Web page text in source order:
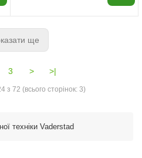
ще
3 > >|
з 72 (всього сторінок: 3)
техніки Vaderstad